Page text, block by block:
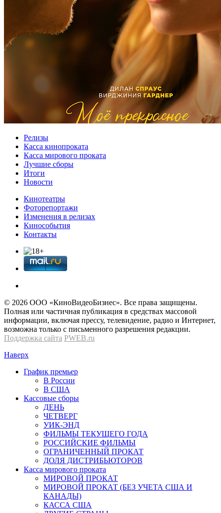
Релизы
Касса кинопроката
Касса мирового проката
Лучшие сборы
Итоги
Новости
Кинотеатры
Фоторепортажи
Изменения в релизах
Кинособытия
Контакты
© 2026 OOО «КиноВидеоБизнес». Все права защищены.
Полная или частичная публикация в средствах массовой
информации, включая прессу, телевидение, радио и Интернет,
возможна только с письменного разрешения редакции.
Поддержка сайта PWEB.ru
Наверх
График премьер
В России
В США
Кассовые сборы
ДЕНЬ
ЧЕТВЕРГ
УИК-ЭНД
ФИЛЬМЫ ТЕКУЩЕГО ГОДА
РОССИЙСКИЕ ФИЛЬМЫ
ОГРАНИЧЕННЫЙ ПРОКАТ
ДОЛЯ ДИСТРИБЬЮТОРОВ
Касса мирового проката
МИРОВОЙ ПРОКАТ
МИРОВОЙ ПРОКАТ (БЕЗ УЧЕТА США И
КАНАДЫ)
КАССА США